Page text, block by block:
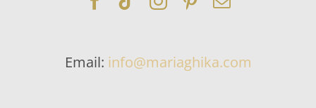
Email: info@mariaghika.com